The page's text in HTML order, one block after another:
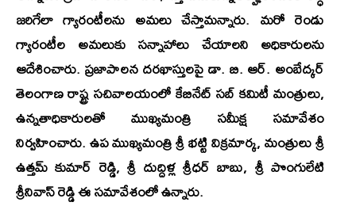
జరిగేలా గ్యారంటీలను అమలు చేస్తామన్నారు. మరో రెండు
గ్యారంటీల అమలుకు సన్నాహాలు చేయాలని అధికారులను
ఆదేశించారు. ప్రజాపాలన దరఖాస్తులపై డా. బి. ఆర్. అంబేద్కర్
తెలంగాణ రాష్ట్ర సచివాలయంలో కేబినేట్ సబ్ కమిటీ మంత్రులు,
ఉన్నతాధికారులతో ముఖ్యమంత్రి సమీక్ష సమావేశం
నిర్వహించారు. ఉప ముఖ్యమంత్రి శ్రీ భట్టి విక్రమార్క, మంత్రులు శ్రీ
ఉత్తమ్ కుమార్ రెడ్డి, శ్రీ దుద్దిళ్ల శ్రీధర్ బాబు, శ్రీ పొంగులేటి
శ్రీనివాస్ రెడ్డి ఈ సమావేశంలో ఉన్నారు.